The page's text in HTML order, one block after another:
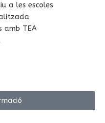
a les escoles
amb TEA